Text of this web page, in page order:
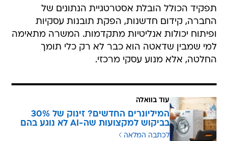
תפקיד הכולל הובלת אסטרטגיית הנתונים של
החברה, קידום חדשנות, הפקת תובנות עסקיות
ופיתוח יכולות אנליטיות מתקדמות. המשרה מתאימה
למי שמבין שדאטה הוא כבר לא רק כלי תומך
החלטה, אלא מנוע עסקי מרכזי.
עוד בוואלה
המיליונרים החדשים? זינוק של 30%
בביקוש למקצועות שה-AI לא נוגע בהם
לכתבה המלאה